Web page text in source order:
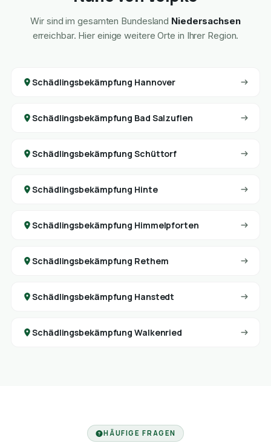
Wir sind im gesamten Bundesland Niedersachsen
erreichbar. Hier einige weitere Orte in Ihrer Region.
Schädlingsbekämpfung Hannover
Schädlingsbekämpfung Bad Salzuflen
Schädlingsbekämpfung Schüttorf
Schädlingsbekämpfung Hinte
Schädlingsbekämpfung Himmelpforten
Schädlingsbekämpfung Rethem
Schädlingsbekämpfung Hanstedt
Schädlingsbekämpfung Walkenried
HÄUFIGE FRAGEN